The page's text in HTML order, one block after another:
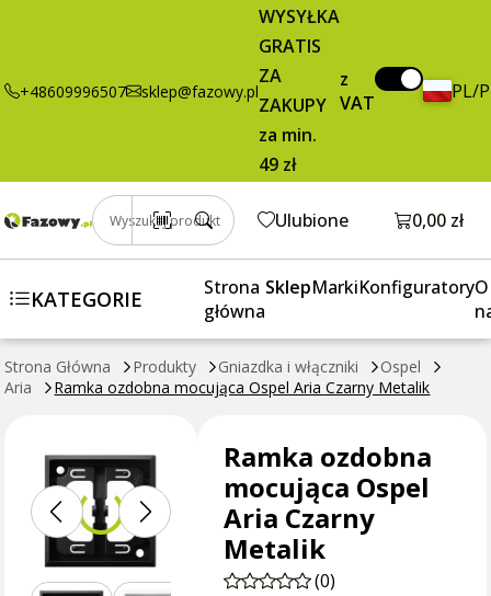
+48609996507 sklep@fazowy.pl
WYSYŁKA
GRATIS
ZA
ZAKUPY
za min.
49 zł
z
VAT
PL/
Wyszukaj produkt Ulubione Otwórz
0,00 zł
KATEGORIE
Strona
główna
SklepMarkiKonfiguratoryO
Strona Główna Produkty Gniazdka i włączniki
Ospel
Aria
Ramka ozdobna mocująca Ospel Aria Czarny Metalik
Czarny
brutto / szt. Dodaj do koszyka
Ramka ozdobna
mocująca Ospel
Aria Czarny
Metalik
(0)